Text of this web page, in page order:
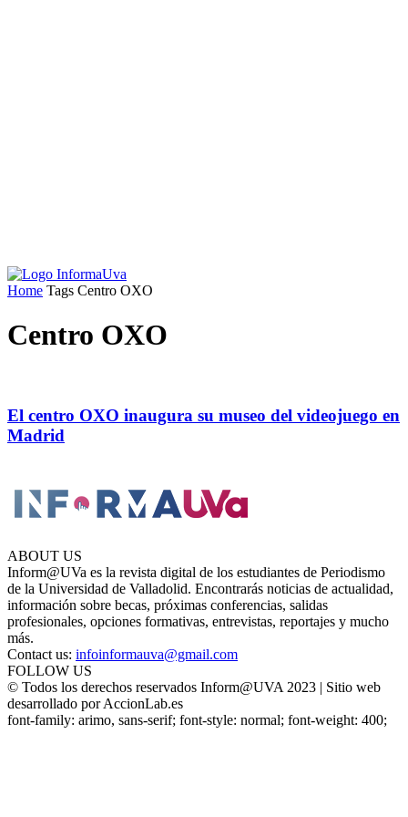
Home Tags Centro OXO
Centro OXO
El centro OXO inaugura su museo del videojuego en
Madrid
ABOUT US
Inform@UVa es la revista digital de los estudiantes de Periodismo
de la Universidad de Valladolid. Encontrarás noticias de actualidad,
información sobre becas, próximas conferencias, salidas
profesionales, opciones formativas, entrevistas, reportajes y mucho
más.
Contact us: infoinformauva@gmail.com
FOLLOW US
© Todos los derechos reservados Inform@UVA 2023 | Sitio web
desarrollado por AccionLab.es
font-family: arimo, sans-serif; font-style: normal; font-weight: 400;